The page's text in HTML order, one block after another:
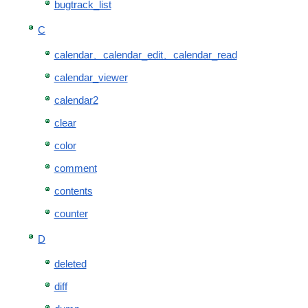
bugtrack_list
C
calendar、calendar_edit、calendar_read
calendar_viewer
calendar2
clear
color
comment
contents
counter
D
deleted
diff